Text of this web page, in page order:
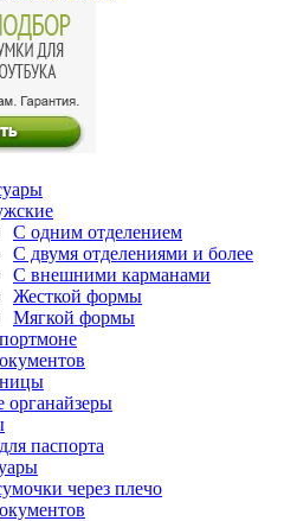
С одним отделением
С двумя отделениями и более
С внешними карманами
Жесткой формы
Мягкой формы
паспорта
через плечо